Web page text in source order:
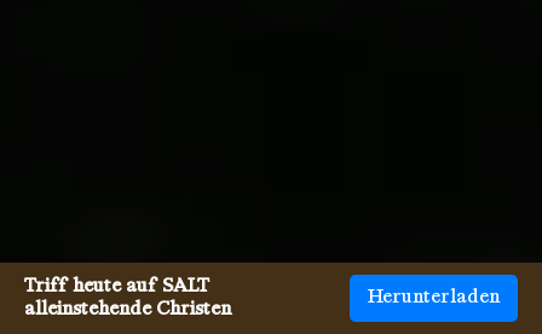
Triff heute auf SALT
alleinstehende Christen
Herunterladen